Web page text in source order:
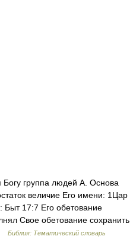
группа людей А. Основа
величие Его имени: 1Цар
Быт 17:7 Его обетование
Свое обетование сохранить
Библия: Тематический словарь